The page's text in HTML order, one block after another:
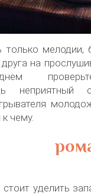
только мелодии,
на
чему.
уделить